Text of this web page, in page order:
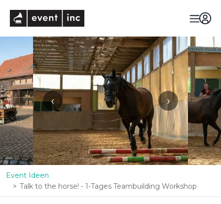
‹ ›
Event Ideen
Talk to the horse! - 1-Tages Teambuilding Workshop